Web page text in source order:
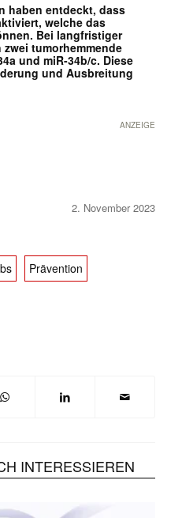
haben entdeckt, dass
welche das
Bei langfristiger
tumorhemmende
und miR-34b/c. Diese
und Ausbreitung
ANZEIGE
2. November 2023
Prävention
INTERESSIEREN